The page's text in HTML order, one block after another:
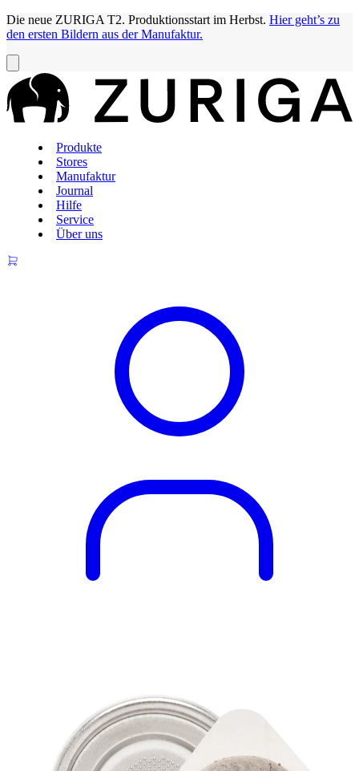
Die neue ZURIGA T2. Produktionsstart im Herbst. Hier geht’s zu
den ersten Bildern aus der Manufaktur.
Produkte
Stores
Manufaktur
Journal
Hilfe
Service
Über uns